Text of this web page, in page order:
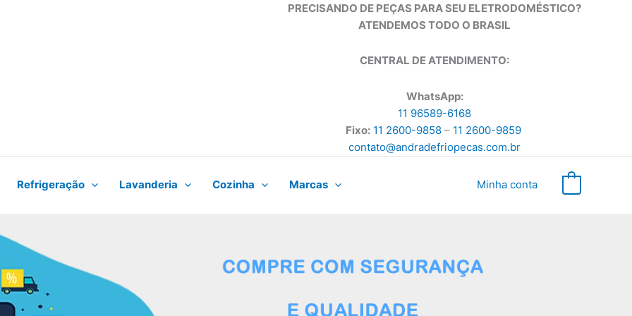
PRECISANDO DE PEÇAS PARA SEU ELETRODOMÉSTICO?
ATENDEMOS TODO O BRASIL
CENTRAL DE ATENDIMENTO:
WhatsApp:
11 96589-6168
Fixo: 11 2600-9858– 11 2600-9859
contato@andradefriopecas.com.br
Refrigeração Lavanderia Cozinha Marcas Minha conta